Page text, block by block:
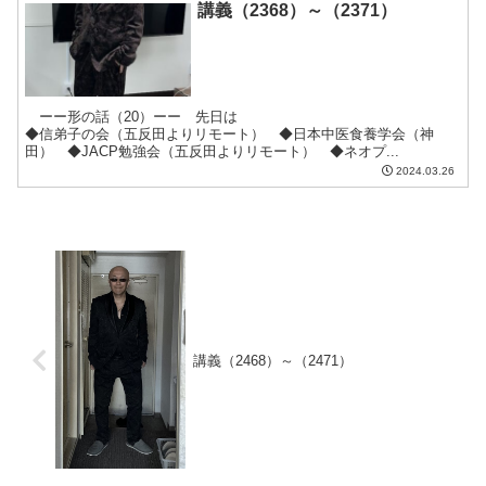
講義（2368）～（2371）
ーー形の話（20）ーー 先日は
◆信弟子の会（五反田よりリモート） ◆日本中医食養学会（神
田） ◆JACP勉強会（五反田よりリモート） ◆ネオプ...
2024.03.26
講義（2468）～（2471）